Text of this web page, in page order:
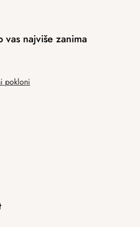
vas najviše zanima
pokloni